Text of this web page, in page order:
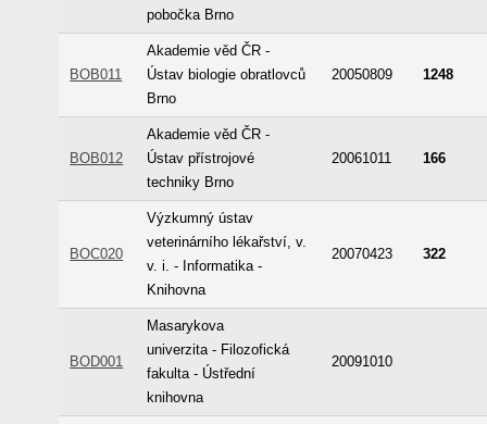
pobočka Brno
BOB011
Akademie věd ČR -
Ústav biologie obratlovců
Brno
20050809 1248
BOB012
Akademie věd ČR -
Ústav přístrojové
techniky Brno
20061011 166
BOC020
Výzkumný ústav
veterinárního lékařství, v.
v. i. - Informatika -
Knihovna
20070423 322
BOD001
Masarykova
univerzita - Filozofická
fakulta - Ústřední
knihovna
20091010